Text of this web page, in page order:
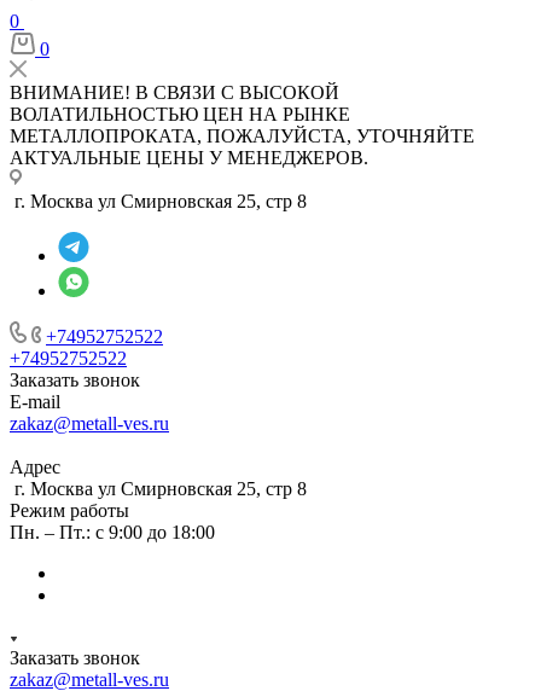
0
0
ВНИМАНИЕ! В СВЯЗИ С ВЫСОКОЙ
ВОЛАТИЛЬНОСТЬЮ ЦЕН НА РЫНКЕ
МЕТАЛЛОПРОКАТА, ПОЖАЛУЙСТА, УТОЧНЯЙТЕ
АКТУАЛЬНЫЕ ЦЕНЫ У МЕНЕДЖЕРОВ.
г. Москва ул Смирновская 25, стр 8
+74952752522
+74952752522
Заказать звонок
E-mail
zakaz@metall-ves.ru
Адрес
г. Москва ул Смирновская 25, стр 8
Режим работы
Пн. – Пт.: с 9:00 до 18:00
Заказать звонок
zakaz@metall-ves.ru